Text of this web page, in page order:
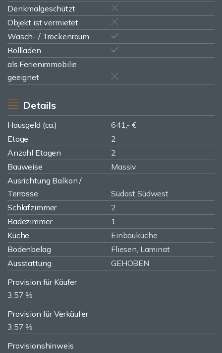
Denkmalgeschützt
Objekt ist vermietet
Wasch- / Trockenraum
Rollladen
als Ferienimmobilie
geeignet
Details
Hausgeld (ca.)
641,- €
Etage
2
Anzahl Etagen
2
Bauweise
Massiv
Ausrichtung Balkon /
Terrasse
Südost Südwest
Schlafzimmer
2
Badezimmer
1
Küche
Einbauküche
Bodenbelag
Fliesen, Laminat
Ausstattung
GEHOBEN
Provision für Käufer
3,57 %
Provision für Verkäufer
3,57 %
Provisionshinweis